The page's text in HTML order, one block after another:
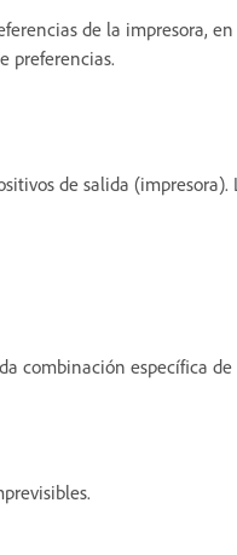
de la impresora,
preferencias.
de salida (impresora).
combinación específica